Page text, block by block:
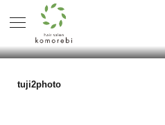
tuji2photo